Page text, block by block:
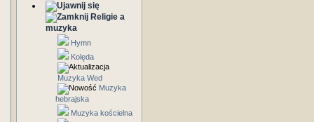
Religie a
muzyka
Hymn
Kolęda
Muzyka Wed
Muzyka
hebrajska
Muzyka kościelna